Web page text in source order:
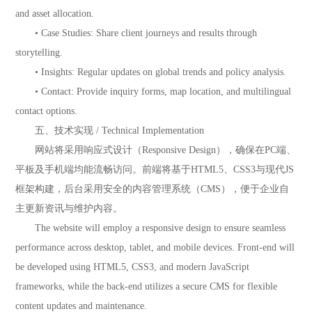
and asset allocation.
• Case Studies: Share client journeys and results through
storytelling.
• Insights: Regular updates on global trends and policy analysis.
• Contact: Provide inquiry forms, map location, and multilingual
contact options.
五、技术实现 / Technical Implementation
网站将采用响应式设计（Responsive Design），确保在PC端、
平板及手机端均能流畅访问。前端将基于HTML5、CSS3与现代JS
框架构建，后台采用安全的内容管理系统（CMS），便于企业自
主更新资讯与维护内容。
The website will employ a responsive design to ensure seamless
performance across desktop, tablet, and mobile devices. Front-end will
be developed using HTML5, CSS3, and modern JavaScript
frameworks, while the back-end utilizes a secure CMS for flexible
content updates and maintenance.